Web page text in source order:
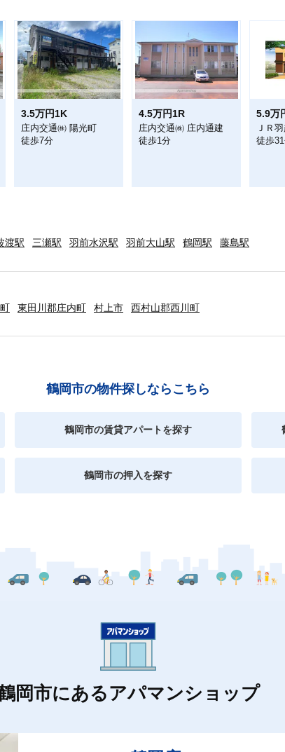
3.5万円1K
庄内交通㈱ 陽光町
徒歩7分
4.5万円1R
庄内交通㈱ 庄内通建
徒歩1分
5.9万
ＪＲ
徒歩
渡駅 三瀬駅 羽前水沢駅 羽前大山駅 鶴岡駅 藤島駅
東田川郡庄内町 村上市 西村山郡西川町
鶴岡市の物件探しならこちら
鶴岡市の賃貸アパートを探す
鶴岡市の押入を探す
岡市にあるアパマンショップ